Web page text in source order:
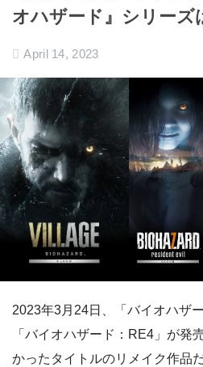
オハザード』シリーズ
April 14, 2023
2023年3月24日、「バイオハザ
「バイオハザード：RE4」が発
かったタイトルのリメイク作品